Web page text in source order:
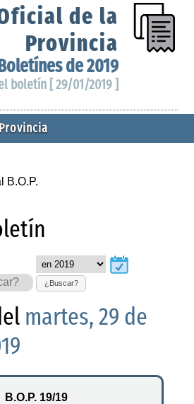
de la
Provincia
de 2019
boletín [ 29/01/2019 ]
B.O.P.
¿Buscar?
martes, 29 de
B.O.P. 19/19